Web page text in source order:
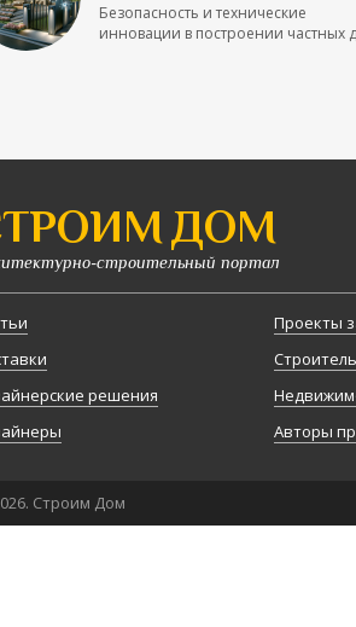
Безопасность и технические
инновации в построении частных
ДОМ
строительный портал
решения
Проекты
Авторы
Строим Дом